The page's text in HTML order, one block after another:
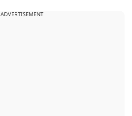
ADVERTISEMENT